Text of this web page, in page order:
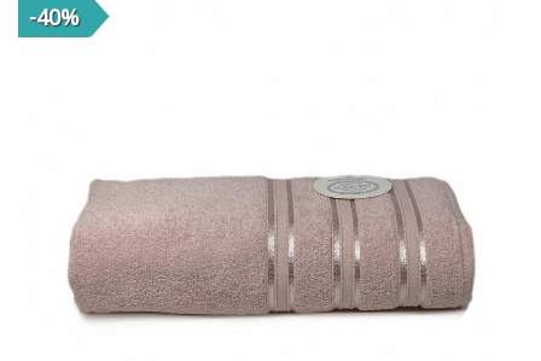
-40%